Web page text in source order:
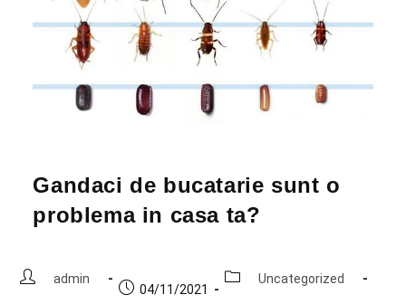
Gandaci de bucatarie sunt o
problema in casa ta?
admin
04/11/2021
Uncategorized